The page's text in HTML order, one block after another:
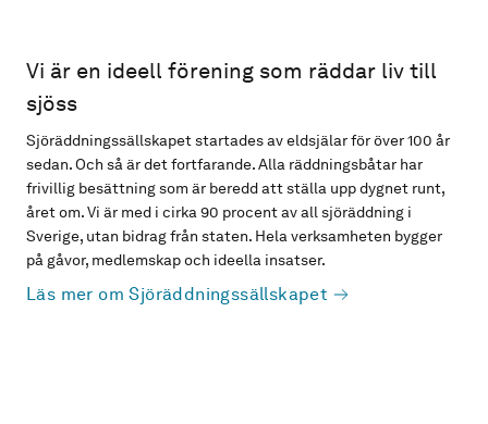
Vi är en ideell förening som räddar liv till
sjöss
Sjöräddningssällskapet startades av eldsjälar för över 100 år
sedan. Och så är det fortfarande. Alla räddningsbåtar har
frivillig besättning som är beredd att ställa upp dygnet runt,
året om. Vi är med i cirka 90 procent av all sjöräddning i
Sverige, utan bidrag från staten. Hela verksamheten bygger
på gåvor, medlemskap och ideella insatser.
Läs mer om Sjöräddningssällskapet